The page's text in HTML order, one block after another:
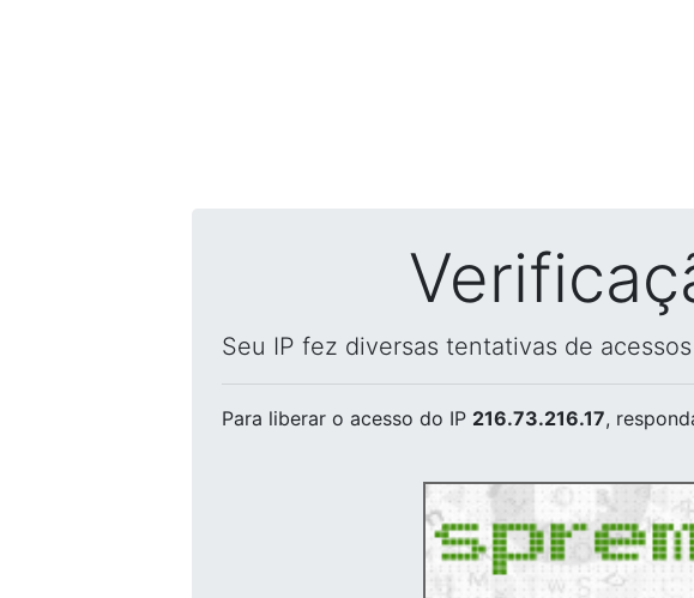
Seu IP fez diversas tentativas de
Para liberar o acesso do IP 216.73.216.17,